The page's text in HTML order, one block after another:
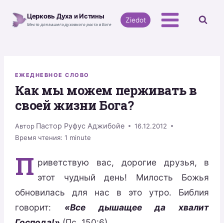
Церковь Духа и Истины
Место для вашего духовного роста в Боге
Ziedot
ЕЖЕДНЕВНОЕ СЛОВО
Как мы можем перживать в
своей жизни Бога?
Автор Пастор Руфус Аджибойе
16.12.2012
Время чтения: 1 minute
П риветствую вас, дорогие друзья, в
этот чудный день! Милость Божья
обновилась для нас в это утро. Библия
говорит: «Все дышащее да хвалит